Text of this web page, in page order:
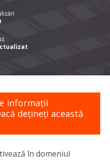
informaţii
dețineți această
în domeniul